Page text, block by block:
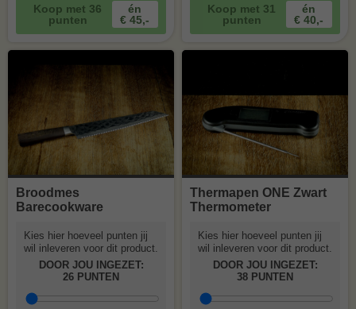
Koop met 36
punten
én
€ 45,-
Koop met 31
punten
én
€ 40,-
Broodmes
Barecookware
Kies hier hoeveel punten jij
wil inleveren voor dit product.
DOOR JOU INGEZET:
26 PUNTEN
Thermapen ONE Zwart
Thermometer
Kies hier hoeveel punten jij
wil inleveren voor dit product.
DOOR JOU INGEZET:
38 PUNTEN